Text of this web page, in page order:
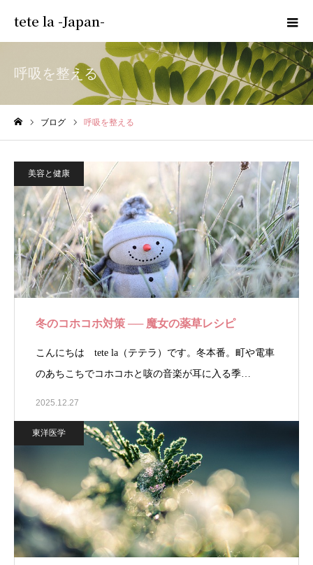
tete la -Japan-
呼吸を整える
ブログ 呼吸を整える
美容と健康
冬のコホコホ対策 ── 魔女の薬草レシピ
こんにちは tete la（テテラ）です。冬本番。町や電車
のあちこちでコホコホと咳の音楽が耳に入る季…
2025.12.27
東洋医学